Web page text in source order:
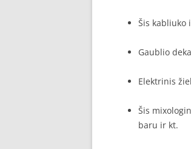
Šis kabliuko
Gaublio
Elektrinis
Šis
baru ir kt.